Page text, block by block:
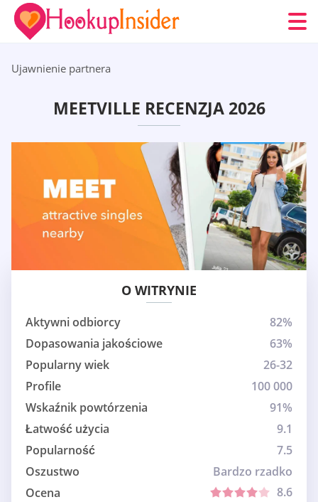
Ujawnienie partnera
MEETVILLE RECENZJA 2026
O WITRYNIE
Aktywni odbiorcy
82%
Dopasowania jakościowe
63%
Popularny wiek
26-32
Profile
100 000
Wskaźnik powtórzenia
91%
Łatwość użycia
9.1
Popularność
7.5
Oszustwo
Bardzo rzadko
Ocena
8.6